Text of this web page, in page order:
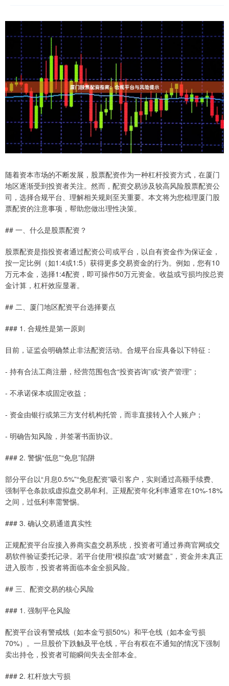
随着资本市场的不断发展，股票配资作为一种杠杆投资方式，在厦门
地区逐渐受到投资者关注。然而，配资交易涉及较高风险股票配资公
司，选择合规平台、理解相关规则至关重要。本文将为您梳理厦门股
票配资的注意事项，帮助您做出理性决策。
## 一、什么是股票配资？
股票配资是指投资者通过配资公司或平台，以自有资金作为保证金，
按一定比例（如1:4或1:5）获得更多交易资金的行为。例如，您有10
万元本金，选择1:4配资，即可操作50万元资金。收益或亏损均按总资
金计算，杠杆效应显著。
## 二、厦门地区配资平台选择要点
### 1. 合规性是第一原则
目前，证监会明确禁止非法配资活动。合规平台应具备以下特征：
- 持有合法工商注册，经营范围包含“投资咨询”或“资产管理”；
- 不承诺保本或固定收益；
- 资金由银行或第三方支付机构托管，而非直接转入个人账户；
- 明确告知风险，并签署书面协议。
### 2. 警惕“低息”“免息”陷阱
部分平台以“月息0.5%”“免息配资”吸引客户，实则通过高额手续费、
强制平仓条款或虚拟盘交易牟利。正规配资年化利率通常在10%-18%
之间，过低利率需警惕。
### 3. 确认交易通道真实性
正规配资平台应接入券商实盘交易系统，投资者可通过券商官网或交
易软件验证委托记录。若平台使用“模拟盘”或“对赌盘”，资金并未真正
进入股市，投资者将面临本金全损风险。
## 三、配资交易的核心风险
### 1. 强制平仓风险
配资平台设有警戒线（如本金亏损50%）和平仓线（如本金亏损
70%）。一旦股价下跌触及平仓线，平台有权在不通知的情况下强制
卖出持仓，投资者可能瞬间失去全部本金。
### 2. 杠杆放大亏损